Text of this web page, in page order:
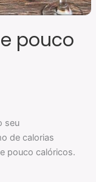
pouco
seu
de calorias
pouco calóricos.